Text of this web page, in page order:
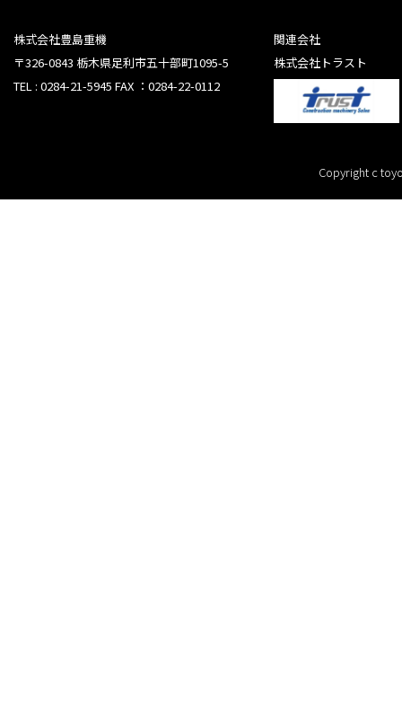
株式会社豊島重機
〒326-0843 栃木県足利市五十部町1095-5
TEL : 0284-21-5945 FAX ：0284-22-0112
関連会社
株式会社トラスト
Copyright c